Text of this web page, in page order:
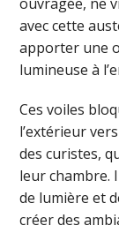
avec cette
apporter une
lumineuse à
Ces voiles
l’extérieur
des curistes,
leur chambre.
de lumière et
créer des